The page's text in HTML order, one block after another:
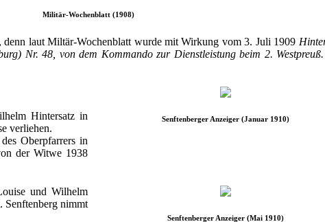
Militär-Wochenblatt (1908)
denn laut Miltär-Wochenblatt wurde mit Wirkung vom 3. Juli 1909
Nr. 48, von dem Kommando zur Dienstleistung beim 2.
Hintersatz in
verliehen.
Oberpfarrers in
der Witwe 1938
Senftenberger Anzeiger (Januar 1910)
und Wilhelm
Senftenberg nimmt
Senftenberger Anzeiger (Mai 1910)